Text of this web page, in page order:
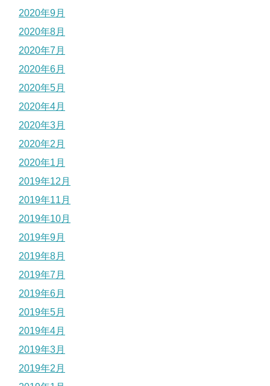
2020年9月
2020年8月
2020年7月
2020年6月
2020年5月
2020年4月
2020年3月
2020年2月
2020年1月
2019年12月
2019年11月
2019年10月
2019年9月
2019年8月
2019年7月
2019年6月
2019年5月
2019年4月
2019年3月
2019年2月